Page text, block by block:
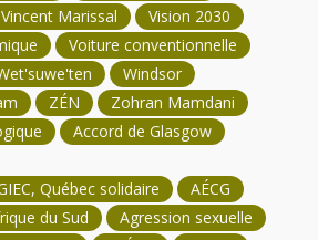
Vincent Marissal
Vision 2030
Voiture conventionnelle
Windsor
ZÉN
Zohran Mamdani
Accord de Glasgow
Québec solidaire
AÉCG
du Sud
Agression sexuelle